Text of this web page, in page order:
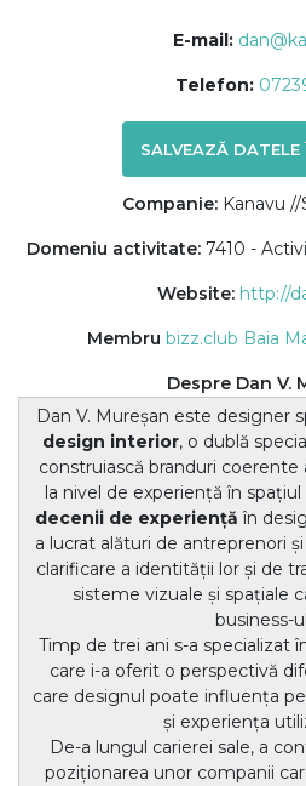
E-mail:
Telefon:
SALVEAZĂ DATELE
Companie:Kanavu //
Domeniu activitate: 7410 -
Website: http://
Membru bizz.club Baia
Despre Dan V.
Dan V. Mureșan este designer
design interior, o dublă
construiască branduri coerente
la nivel de experiență în
decenii de experiență în
a lucrat alături de antreprenori
clarificare a identității lor și de
sisteme vizuale și spațiale
business-
Timp de trei ani s-a specializat
care i-a oferit o perspectivă
care designul poate influența
și experiența
De-a lungul carierei sale, a
poziționarea unor companii